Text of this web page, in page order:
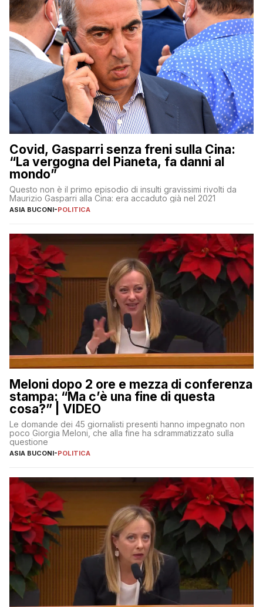
Covid, Gasparri senza freni sulla Cina:
“La vergogna del Pianeta, fa danni al
mondo”
Questo non è il primo episodio di insulti gravissimi rivolti da
Maurizio Gasparri alla Cina: era accaduto già nel 2021
ASIA BUCONI-POLITICA
Meloni dopo 2 ore e mezza di conferenza
stampa: “Ma c’è una fine di questa
cosa?” | VIDEO
Le domande dei 45 giornalisti presenti hanno impegnato non
poco Giorgia Meloni, che alla fine ha sdrammatizzato sulla
questione
ASIA BUCONI-POLITICA